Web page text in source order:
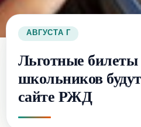
30 АВГУСТА 2016 Г.
Льготные
школьников
сайте РЖД